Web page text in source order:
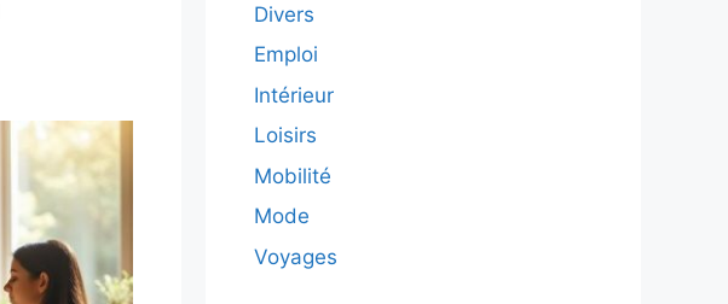
Divers
Emploi
Intérieur
Loisirs
Mobilité
Mode
Voyages